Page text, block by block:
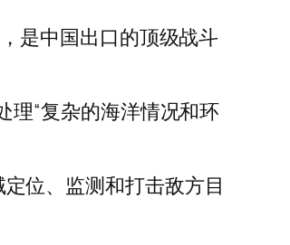
是中国出口的顶级战斗
理“复杂的海洋情况和环
位、监测和打击敌方目